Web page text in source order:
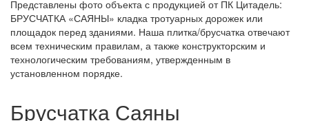
Представлены фото объекта с продукцией от ПК Цитадель:
БРУСЧАТКА «САЯНЫ» кладка тротуарных дорожек или
площадок перед зданиями. Наша плитка/брусчатка отвечают
всем техническим правилам, а также конструкторским и
технологическим требованиям, утвержденным в
установленном порядке.
Брусчатка Саяны